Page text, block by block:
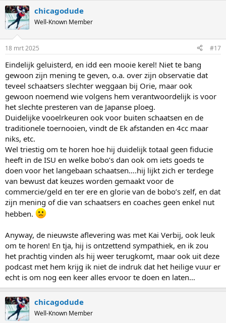
c
t
i
s
chicagodude
Well-Known Member
18 mrt 2025 #17
Eindelijk geluisterd, en idd een mooie kerel! Niet te bang
gewoon zijn mening te geven, o.a. over zijn observatie dat
teveel schaatsers slechter weggaan bij Orie, maar ook
gewoon noemend wie volgens hem verantwoordelijk is voor
het slechte presteren van de Japanse ploeg.
Duidelijke vooelrkeuren ook voor buiten schaatsen en de
traditionele toernooien, vindt de Ek afstanden en 4cc maar
niks, etc.
Wel triestig om te horen hoe hij duidelijk totaal geen fiducie
heeft in de ISU en welke bobo’s dan ook om iets goeds te
doen voor het langebaan schaatsen….hij lijkt zich er terdege
van bewust dat keuzes worden gemaakt voor de
commercie/geld en ter ere en glorie van de bobo’s zelf, en dat
zijn mening of die van schaatsers en coaches geen enkel nut
hebben.
Anyway, de nieuwste aflevering was met Kai Verbij, ook leuk
om te horen! En tja, hij is ontzettend sympathiek, en ik zou
het prachtig vinden als hij weer terugkomt, maar ook uit deze
podcast met hem krijg ik niet de indruk dat het heilige vuur er
echt is om nog een keer alles ervoor te doen en laten…
chicagodude
Well-Known Member